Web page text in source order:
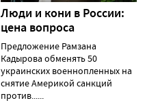
Люди и кони в России:
цена вопроса
Предложение Рамзана
Кадырова обменять 50
украинских военнопленных на
снятие Америкой санкций
против......